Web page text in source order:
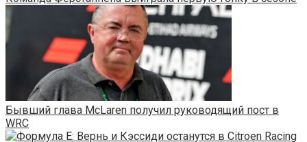
Бывший глава McLaren получил руководящий пост в
WRC